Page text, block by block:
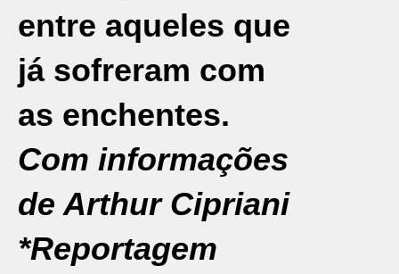
entre aqueles que
já sofreram com
as enchentes.
Com informações
de Arthur Cipriani
*Reportagem